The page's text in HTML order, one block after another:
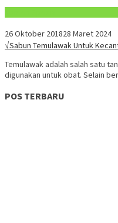
26 Oktober 201828 Maret 2024
√Sabun Temulawak Untuk
Temulawak adalah salah satu
digunakan untuk obat. Selain
POS TERBARU